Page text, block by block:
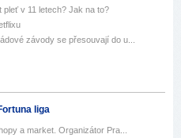
v 11 letech? Jak na to?
závody se přesouvají do u...
liga
a market. Organizátor Pra...